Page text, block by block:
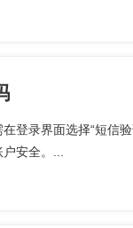
登录界面选择“短信
安全。...